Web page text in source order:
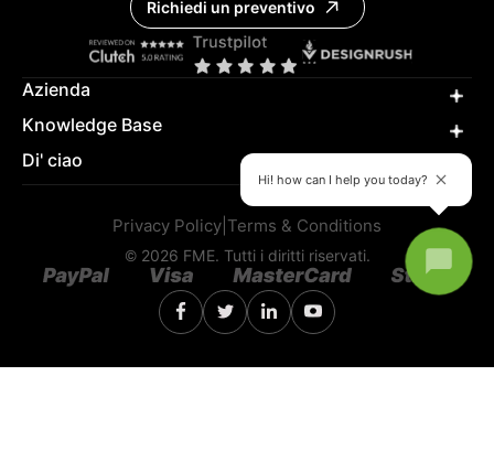
Richiedi un preventivo
Azienda
Knowledge Base
Di' ciao
Hi! how can I help you today?
Privacy Policy Terms & Conditions
© 2026 FME. Tutti i diritti riservati.